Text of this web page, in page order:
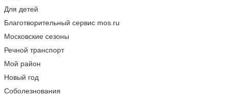
Для детей
Благотворительный сервис mos.ru
Московские сезоны
Речной транспорт
Мой район
Новый год
Соболезнования